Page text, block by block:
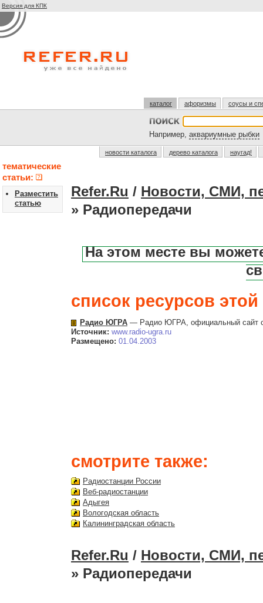
Версия для КПК
каталог афоризмы соусы и
Например, аквариумные рыбки
новости каталога дерево каталога наугад!
тематические
статьи:
Разместить
статью
Refer.Ru / Новости, СМИ,
» Радиопередачи
На этом месте вы
список ресурсов этой
Радио ЮГРА — Радио ЮГРА, официальный сайт
Источник: www.radio-ugra.ru
Размещено: 01.04.2003
смотрите также:
Радиостанции России
Веб-радиостанции
Адыгея
Вологодская область
Калининградская область
Refer.Ru / Новости, СМИ,
» Радиопередачи